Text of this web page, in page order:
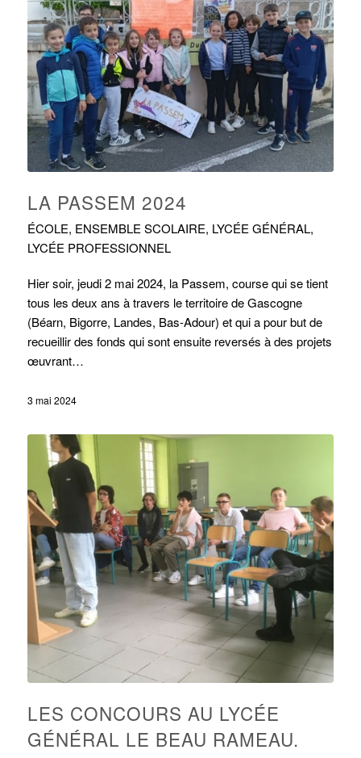
LA PASSEM 2024
ÉCOLE, ENSEMBLE SCOLAIRE, LYCÉE GÉNÉRAL,
LYCÉE PROFESSIONNEL
Hier soir, jeudi 2 mai 2024, la Passem, course qui se tient
tous les deux ans à travers le territoire de Gascogne
(Béarn, Bigorre, Landes, Bas-Adour) et qui a pour but de
recueillir des fonds qui sont ensuite reversés à des projets
œuvrant…
3 mai 2024
LES CONCOURS AU LYCÉE
GÉNÉRAL LE BEAU RAMEAU.